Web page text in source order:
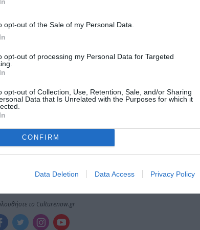
opt-out of the Sale of my Personal Data.
opt-out of processing my Personal Data for Targeted
opt-out of Collection, Use, Retention, Sale, and/or Sharing
Data that Is Unrelated with the Purposes for which it
CONFIRM
Data Deletion Data Access Privacy Policy
στοCulturenow.gr
ΦΕΣΤΙΒΑΛ ΚΡΑΤΙΚΟ ΘΕΑΤΡΟ ΒΟΡΕΙΟΥ ΕΛΛΑΔΟΣ
και τον Πολιτισμό!
το Culturenow.gr